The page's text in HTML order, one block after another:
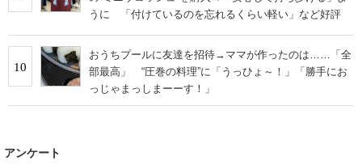
うに 「付けているのを忘れるくらい軽い」など好評
10
おうちプールに友達を招待→ママが作ったのは……「全
部最高」 “圧巻の料理”に「うっひょ～！」「勝手にお
っじゃまっしまーーす！」
アンケート